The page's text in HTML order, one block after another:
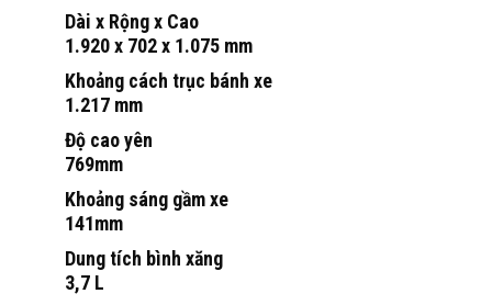
Dài x Rộng x Cao
1.920 x 702 x 1.075 mm
Khoảng cách trục bánh xe
1.217 mm
Độ cao yên
769mm
Khoảng sáng gầm xe
141mm
Dung tích bình xăng
3,7 L